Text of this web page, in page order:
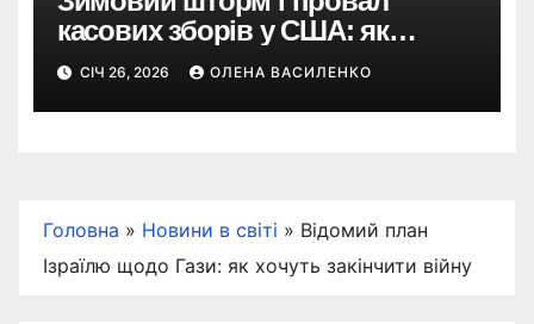
касових зборів у США: як
негода змінила бокс-офіс
вікенду
СІЧ 26, 2026 ОЛЕНА ВАСИЛЕНКО
Головна » Новини в світі » Відомий план
Ізраїлю щодо Гази: як хочуть закінчити війну